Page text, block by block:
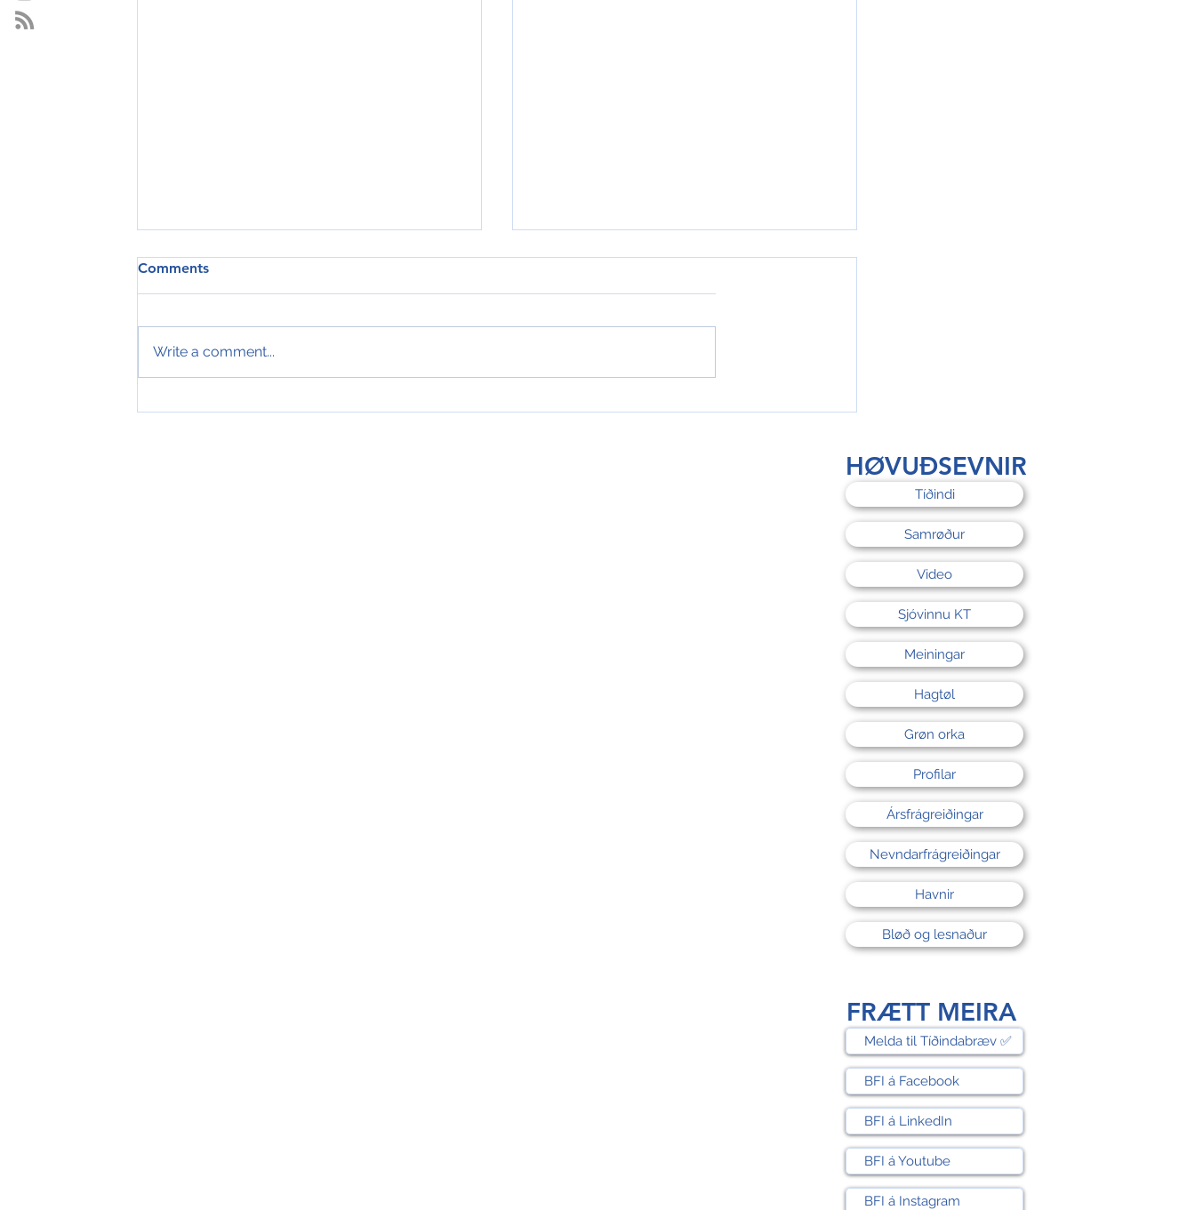
Comments
Write a comment...
HØVUÐSEVNIR
Tíðindi
Samrøður
Video
Sjóvinnu KT
Meiningar
Hagtøl
Grøn orka
Profilar
Ársfrágreiðingar
Nevndarfrágreiðingar
Havnir
Bløð og lesnaður
FRÆTT MEIRA
Melda til Tíðindabræv ✅
BFI á Facebook
BFI á LinkedIn
BFI á Youtube
BFI á Instagram